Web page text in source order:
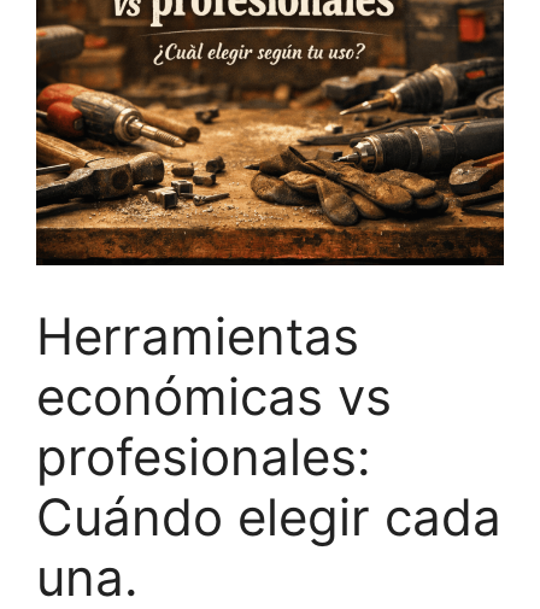
Herramientas
económicas vs
profesionales:
Cuándo elegir cada
una.